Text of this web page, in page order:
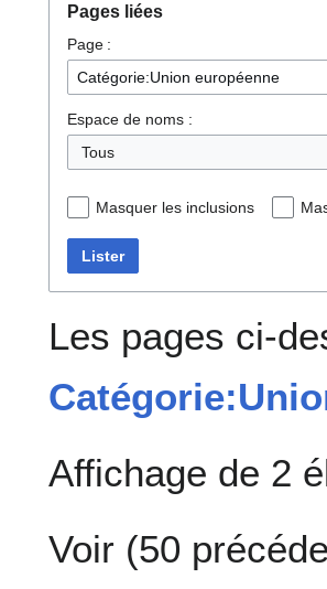
Pages liées
Page :
Espace de noms :
Tous
Masquer les inclusions
Lister
Les pages ci-
Affichage de 2
Voir (50